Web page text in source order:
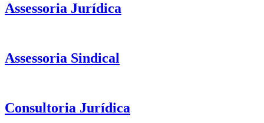
Assessoria Jurídica
Assessoria Sindical
Consultoria Jurídica